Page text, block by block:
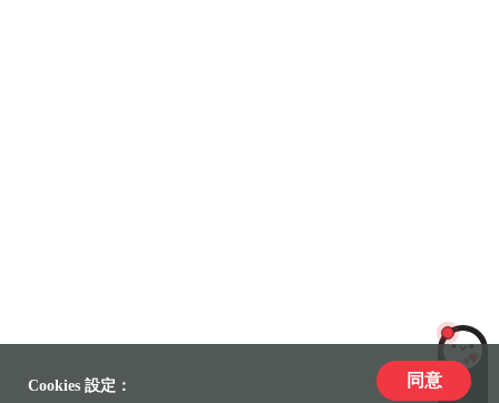
LiLi
Cookies 設定： 同意